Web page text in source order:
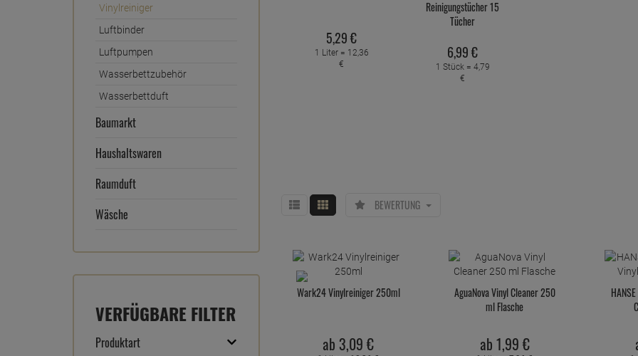
Vinylreiniger
Luftbinder
Luftpumpen
Wasserbettzubehör
Wasserbettduft
Baumarkt
Haushaltswaren
Raumduft
Wäsche
VERFÜGBARE FILTER
Produktart
5,29€
1 Liter = 12,36
€
Reinigungstücher 15
Tücher
6,99€
1 Stück = 4,79
€
BEWERTUNG
Wark24 Vinylreiniger 250ml
ab 3,09 €
AguaNova Vinyl Cleaner 250
ml Flasche
ab 1,99 €